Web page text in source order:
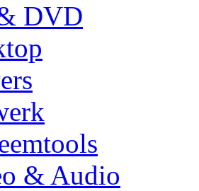
DVD
& Audio